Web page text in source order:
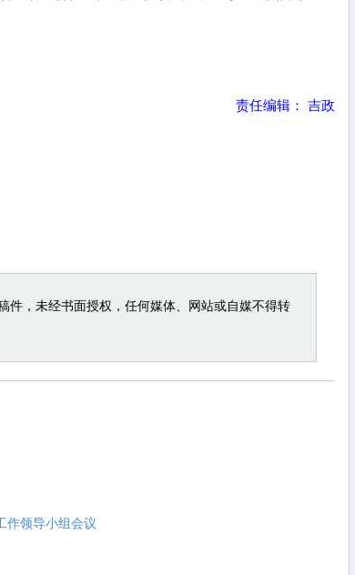
责任编辑： 吉政
件，未经书面授权，任何媒体、网站或自媒不得转
作领导小组会议